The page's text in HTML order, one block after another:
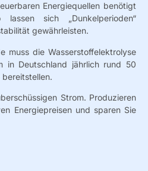
Energiequellen benötigt
sich „Dunkelperioden“
gewährleisten.
muss die Wasserstoffelektrolyse
in Deutschland jährlich rund 50
Strom. Produzieren
Energiepreisen und sparen Sie